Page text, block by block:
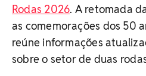
Rodas 2026. A retomada
as comemorações dos 50
reúne informações
sobre o setor de duas